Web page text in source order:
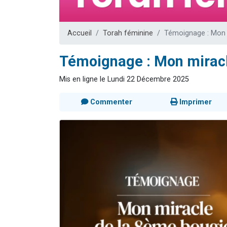
17
4 personnes
Il reste
Eva vient
Accueil Torah féminine Témoignage :
Témoignage : Mon
Mis en ligne le Lundi 22 Décembre 2025
Commenter Imprimer